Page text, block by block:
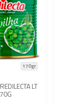
LT
170gr